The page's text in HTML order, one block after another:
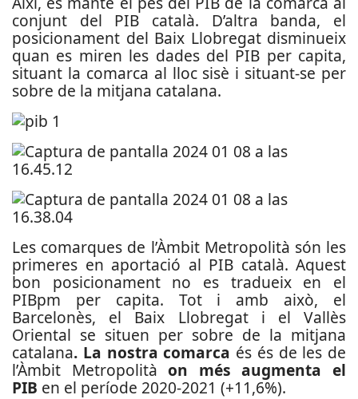
conjunt del PIB català. D’altra banda, el
posicionament del Baix Llobregat disminueix
quan es miren les dades del PIB per capita,
situant la comarca al lloc sisè i situant-se per
sobre de la mitjana catalana.
Les comarques de l’Àmbit Metropolità són les
primeres en aportació al PIB català. Aquest
bon posicionament no es tradueix en el
PIBpm per capita. Tot i amb això, el
Barcelonès, el Baix Llobregat i el Vallès
Oriental se situen per sobre de la mitjana
catalana. La nostra comarca és és de les de
l’Àmbit Metropolitàon més augmenta el
PIB en el període 2020-2021 (+11,6%).